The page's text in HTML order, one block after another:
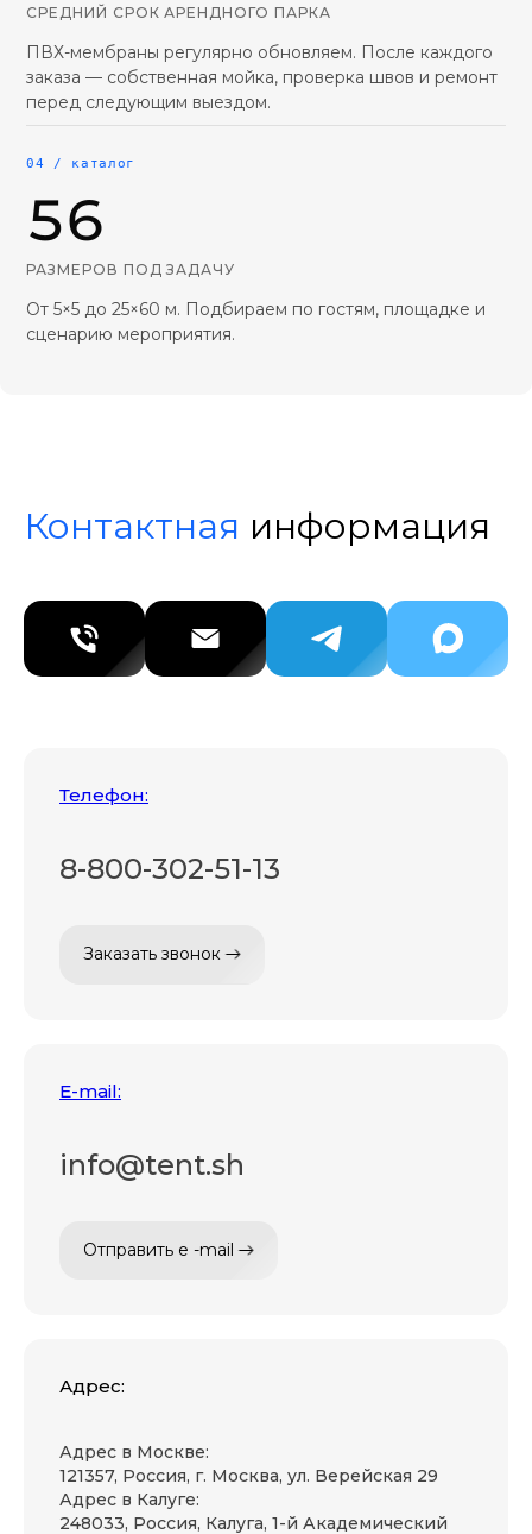
СРЕДНИЙ СРОК АРЕНДНОГО ПАРКА
ПВХ-мембраны регулярно обновляем. После каждого
заказа — собственная мойка, проверка швов и ремонт
перед следующим выездом.
04 / каталог
56
РАЗМЕРОВ ПОД ЗАДАЧУ
От 5×5 до 25×60 м. Подбираем по гостям, площадке и
сценарию мероприятия.
Контактная информация
Телефон:
8-800-302-51-13
Заказать звонок
E-mail:
info@tent.sh
Отправить e -mail
Адрес:
Адрес в Москве:
121357, Россия, г. Москва, ул. Верейская 29
Адрес в Калуге:
248033, Россия, Калуга, 1-й Академический